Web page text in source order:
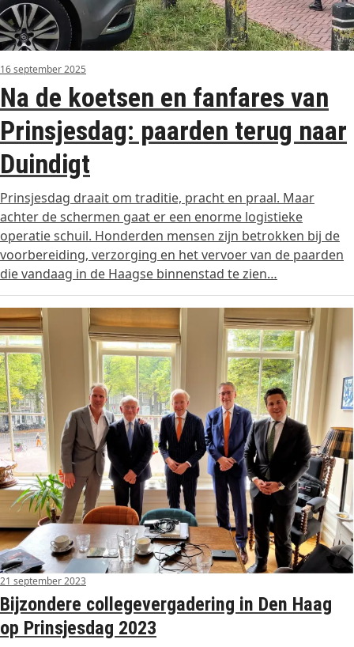
16 september 2025
Na de koetsen en fanfares van
Prinsjesdag: paarden terug naar
Duindigt
Prinsjesdag draait om traditie, pracht en praal. Maar
achter de schermen gaat er een enorme logistieke
operatie schuil. Honderden mensen zijn betrokken bij de
voorbereiding, verzorging en het vervoer van de paarden
die vandaag in de Haagse binnenstad te zien…
21 september 2023
Bijzondere collegevergadering in Den Haag
op Prinsjesdag 2023